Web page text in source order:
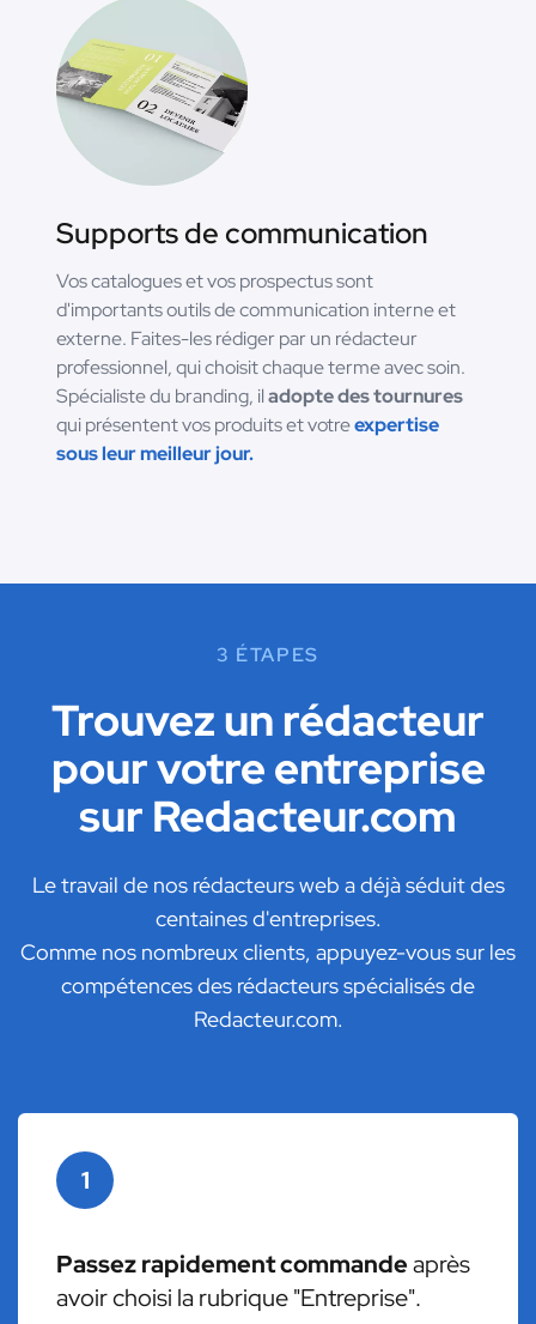
Supports de communication
Vos catalogues et vos prospectus sont
d'importants outils de communication interne et
externe. Faites-les rédiger par un rédacteur
professionnel, qui choisit chaque terme avec soin.
Spécialiste du branding, iladopte des tournures
qui présentent vos produits et votreexpertise
sous leur meilleur jour.
3 ÉTAPES
Trouvez un rédacteur
pour votre entreprise
sur Redacteur.com
Le travail de nos rédacteurs web a déjà séduit des
centaines d'entreprises.
Comme nos nombreux clients, appuyez-vous sur les
compétences des rédacteurs spécialisés de
Redacteur.com.
1
Passez rapidement commandeaprès
avoir choisi la rubrique "Entreprise".